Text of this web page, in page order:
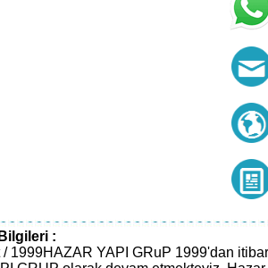
:
1999HAZAR YAPI GRuP 1999'dan